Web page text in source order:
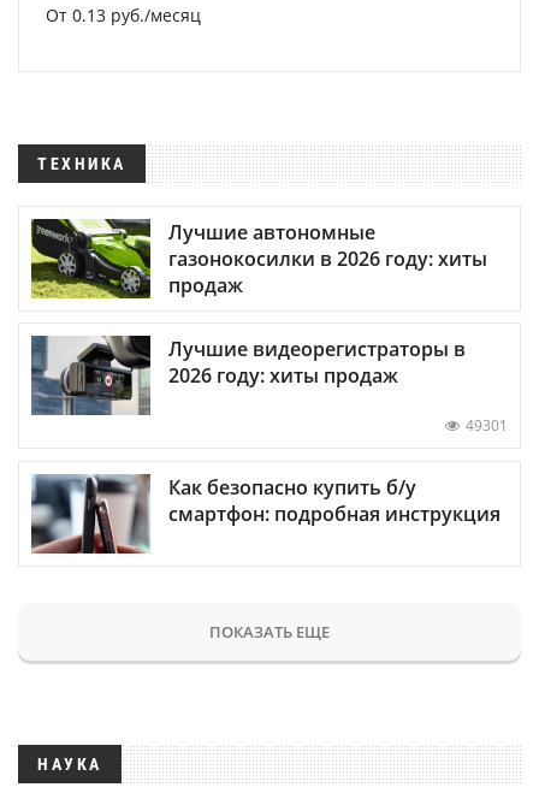
От 0.13 руб./месяц
ТЕХНИКА
Лучшие автономные
газонокосилки в 2026 году: хиты
продаж
Лучшие видеорегистраторы в
2026 году: хиты продаж
49301
Как безопасно купить б/у
смартфон: подробная инструкция
ПОКАЗАТЬ ЕЩЕ
НАУКА